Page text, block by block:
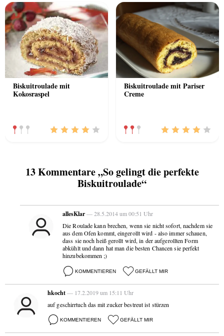
Biskuitroulade mit
Kokosraspel
Biskuitroulade mit Pariser
Creme
13 Kommentare „So gelingt die perfekte
Biskuitroulade“
allesKlar— 28.5.2014 um 00:51 Uhr
Die Roulade kann brechen, wenn sie nicht sofort, nachdem sie
aus dem Ofen kommt, eingerollt wird - also immer schauen,
dass sie noch heiß gerollt wird, in der aufgerollten Form
abkühlt und dann hat man die besten Chancen sie perfekt
hinzubekommen ;)
KOMMENTIEREN GEFÄLLT MIR
hkocht— 17.2.2019 um 15:11 Uhr
auf geschirrtuch das mit zucker bestreut ist stürzen
KOMMENTIEREN GEFÄLLT MIR